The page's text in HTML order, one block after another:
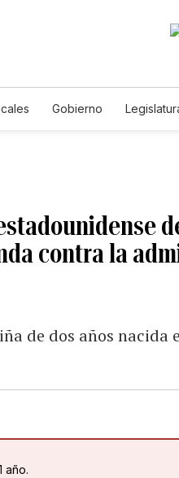
Gobierno
contra la
de dos años nacida
año.